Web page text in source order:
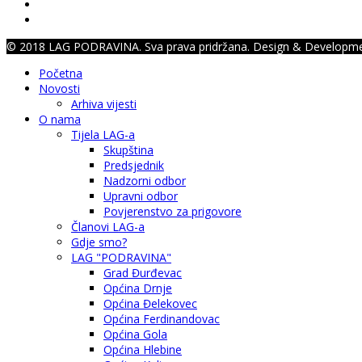
© 2018 LAG PODRAVINA. Sva prava pridržana. Design &
Početna
Novosti
Arhiva vijesti
O nama
Tijela LAG-a
Skupština
Predsjednik
Nadzorni odbor
Upravni odbor
Povjerenstvo za prigovore
Članovi LAG-a
Gdje smo?
LAG "PODRAVINA"
Grad Đurđevac
Općina Drnje
Općina Đelekovec
Općina Ferdinandovac
Općina Gola
Općina Hlebine